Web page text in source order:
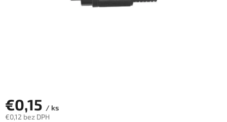
€0,15 / ks
€0,12 bez DPH